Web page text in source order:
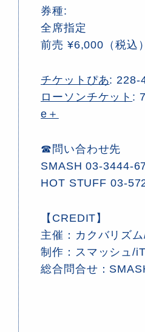
券種:
全席指定
前売 ¥6,000（税込）
チケットぴあ: 228-
ローソンチケット :
e＋
☎問い合わせ先
SMASH 03-3444-
HOT STUFF 03-
【CREDIT】
主催：カクバリズ
制作：スマッシュ/
総合問合せ：